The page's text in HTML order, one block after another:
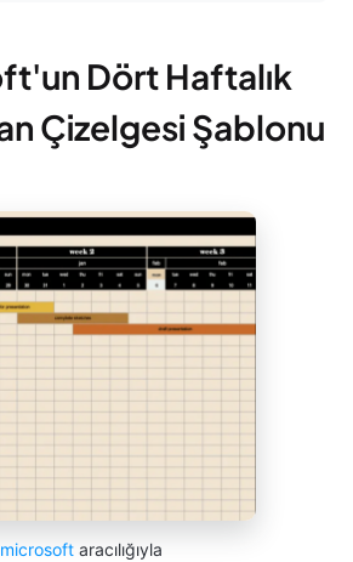
Dört Haftalık
Çizelgesi Şablonu
microsoft aracılığıyla